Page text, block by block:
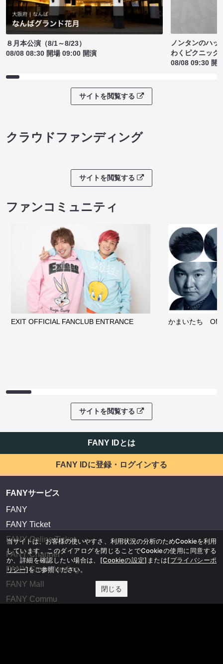
８月本公演（8/1～8/23）
08/08 08:30 開場 09:00 開演
ノンタンのハッ
わくピクニック
08/08 09:30 開
サイトを閲覧する
クラウドファンディング
サイトを閲覧する
ファンコミュニティ
EXIT OFFICIAL FANCLUB ENTRANCE かまいたち
サイトを閲覧する
FANY IDとは
FANY IDに登録・ログインする
FANYサービス
FANY
FANY Ticket
FANY Online Ticket
FANY Channel
FANY Crowdfunding
FANY Mall
FANY Commu
当サイトは、お客様の使いやすさ、利用状況の分析のためCookieを利用
しています。このダイアログを閉じることでCookieの使用に同意する
か、詳細を確認したい場合は、 [Cookieの設定] または[プライバシーポ
リシー]をご参照ください。
閉じる